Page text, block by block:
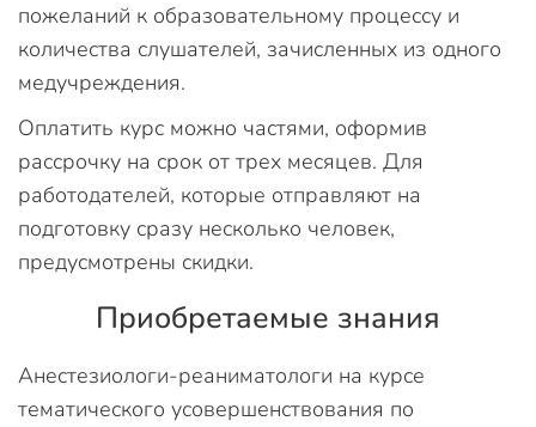
пожеланий к образовательному процессу и
количества слушателей, зачисленных из одного
медучреждения.
Оплатить курс можно частями, оформив
рассрочку на срок от трех месяцев. Для
работодателей, которые отправляют на
подготовку сразу несколько человек,
предусмотрены скидки.
Приобретаемые знания
Анестезиологи-реаниматологи на курсе
тематического усовершенствования по